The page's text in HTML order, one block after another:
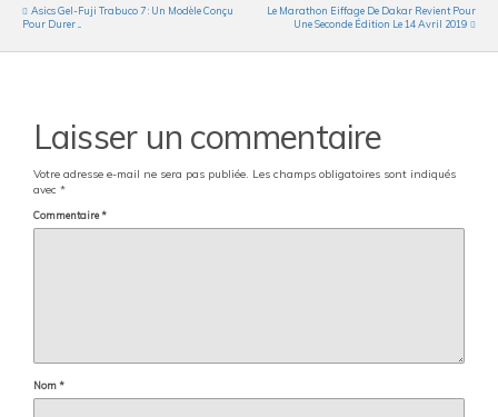
Asics Gel-Fuji Trabuco 7 : Un Modèle Conçu
Pour Durer ...
Le Marathon Eiffage De Dakar Revient Pour
Une Seconde Édition Le 14 Avril 2019
Laisser un commentaire
Votre adresse e-mail ne sera pas publiée. Les champs obligatoires sont indiqués
avec *
Commentaire*
Nom*